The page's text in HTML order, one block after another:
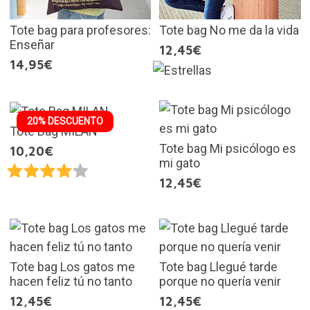
Tote bag para profesores:
Enseñar
14,95€
Tote bag No me da la vida
12,45€
20% DESCUENTO
Tote Bag MILAN
10,20€
Tote bag Mi psicólogo es
mi gato
12,45€
Tote bag Los gatos me
hacen feliz tú no tanto
12,45€
Tote bag Llegué tarde
porque no quería venir
12,45€